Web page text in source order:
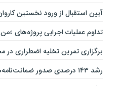
آیین استقبال از ورود نخستین
تداوم عملیات اجرایی پروژه‌های «من شهردارم ۴» در منطقه ۹ با محوریت
برگزاری تمرین تخلیه اضطراری در
رشد ۱۴۳ درصدی صدور ضمانت‌نامه‌های ریالی بانک صنعت و معدن در سه‌ماهه نخست سال جاری